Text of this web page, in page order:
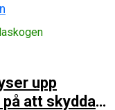
upp
att skydda